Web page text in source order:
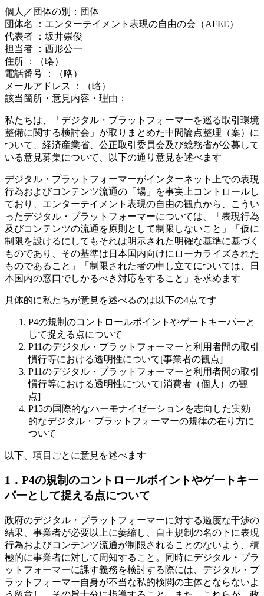
個人／団体の別：団体
団体名 ：エンターテイメント表現の自由の会（AFEE）
代表者 ：坂井崇俊
担当者 ：西形公一
住所 ：（略）
電話番号 ：（略）
メールアドレス ：（略）
該当箇所・意見内容・理由：
私たちは、「デジタル・プラットフォーマーを巡る取引環境
整備に関する検討会」が取りまとめた中間論点整理（案）に
ついて、経済産業省、公正取引委員会及び総務省が公募して
いる意見募集について、以下の通り意見を述べます
デジタル・プラットフォーマーがインターネット上での表現
行為およびコンテンツ流通の「場」を事実上コントロールし
ており、エンターテイメント表現の自由の観点から、こうい
ったデジタル・プラットフォーマーについては、「表現行為
及びコンテンツの流通を原則として制限しないこと」「仮に
制限を設けるにしてもそれは明示された明確な基準に基づく
ものであり、その基準は日本国内向けにローカライズされた
ものであること」「制限された者の申し立てについては、日
本国内の窓口でしかるべき対応をすること」を求めます
具体的に私たちが意見を述べるのは以下の4点です
P4の規制のコントロールポイントやゲートキーパーと
して捉える点について
P11のデジタル・プラットフォーマーと利用者間の取引
慣行等における透明性について[事業者の観点]
P11のデジタル・プラットフォーマーと利用者間の取引
慣行等における透明性について[消費者（個人）の観
点]
P15の国際的なハーモナイゼーションを志向した実効
的なデジタル・プラットフォーマーの規律の在り方に
ついて
以下、項目ごとに意見を述べます
1．P4の規制のコントロールポイントやゲートキー
パーとして捉える点について
政府のデジタル・プラットフォーマーに対する過度な干渉の
結果、事業者が必要以上に萎縮し、自主規制の名の下に表現
行為およびコンテンツ流通が制限されることのないよう、積
極的に事業者に対して周知すること。同時にデジタル・プラ
ットフォーマーに課す義務を検討する際には、デジタル・プ
ラットフォーマー自身が不当な私的検閲の主体とならないよ